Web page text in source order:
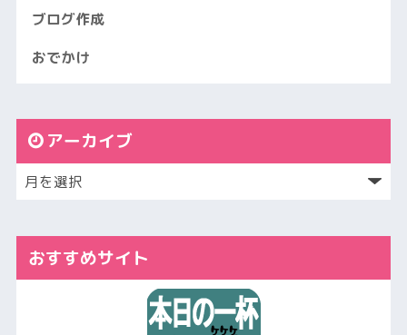
ブログ作成
おでかけ
アーカイブ
おすすめサイト